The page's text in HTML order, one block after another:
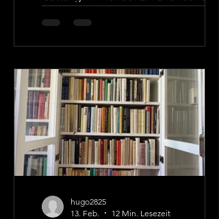
zeigt die thematische Vielfalt der
einheimischen Komödien von ihren
Stücke lassen sich gut vor dem
Hintergrund ihrer Zeit verstehen. Je
nach Epoche unterscheiden sie sich
thematisch und formal. Gemeinsam
ihnen der englische Witz, der
schlagfertige “wit“; auch das Element
der heiteren Geselligkeit, zu der
Heinrich VIII. bere
hugo2825
13. Feb.
12 Min. Lesezeit